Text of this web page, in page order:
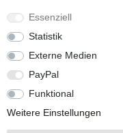
Weitere Informationen
Zum
Essenziell
Statistik
Externe Medien
PayPal
Funktional
Weitere Einstellungen